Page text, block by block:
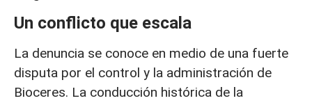
Un conflicto que escala
La denuncia se conoce en medio de una fuerte
disputa por el control y la administración de
Bioceres. La conducción histórica de la